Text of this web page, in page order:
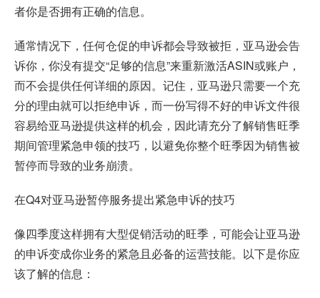
者你是否拥有正确的信息。
通常情况下，任何仓促的申诉都会导致被拒，亚马逊会告
诉你，你没有提交“足够的信息”来重新激活ASIN或账户，
而不会提供任何详细的原因。记住，亚马逊只需要一个充
分的理由就可以拒绝申诉，而一份写得不好的申诉文件很
容易给亚马逊提供这样的机会，因此请充分了解销售旺季
期间管理紧急申领的技巧，以避免你整个旺季因为销售被
暂停而导致的业务崩溃。
在Q4对亚马逊暂停服务提出紧急申诉的技巧
像四季度这样拥有大型促销活动的旺季，可能会让亚马逊
的申诉变成你业务的紧急且必备的运营技能。以下是你应
该了解的信息：